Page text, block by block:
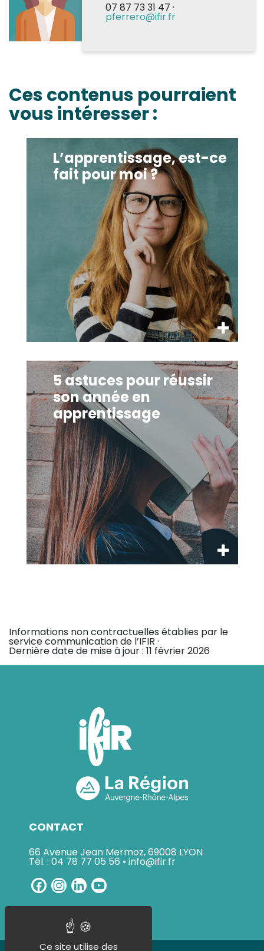
07 87 73 31 47 ·
pferrero@ifir.fr
Ces contenus pourraient
vous intéresser :
L’apprentissage, est-ce
fait pour moi ?
L’apprentissage, est-ce fait pour moi ?
5 astuces pour réussir
son année en
apprentissage
5 astuces pour réussir son année en apprentissage
Informations non contractuelles établies par le
service communication de l’IFIR ·
Dernière date de mise à jour : 11 février 2026
CONTACT
66 Avenue Jean Mermoz, 69008 LYON
Tél. : 04 78 77 05 56 • info@ifir.fr
Facebook
Instagram
LinkedIn
Ce site utilise des